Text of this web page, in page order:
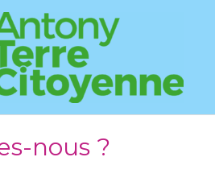
nous ?